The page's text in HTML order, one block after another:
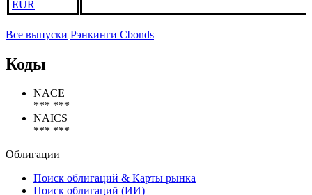
Черногория,
10mar2021,
Юридический консультант организаторов по
Коды
*** ***
*** ***